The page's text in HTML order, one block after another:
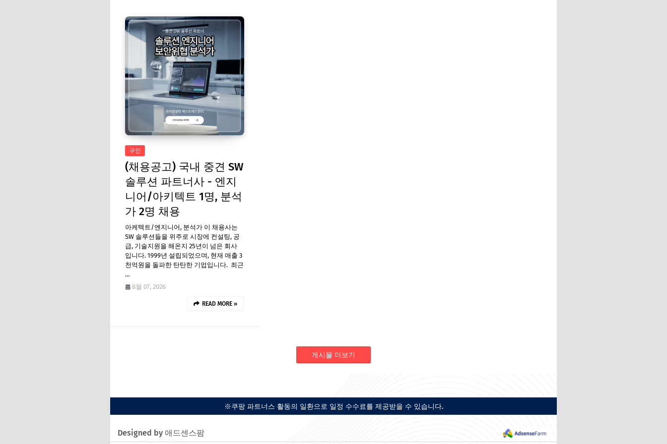
구인
(채용공고) 국내 중견 SW
솔루션 파트너사 - 엔지
니어/아키텍트 1명, 분석
가 2명 채용
아케텍트/엔지니어, 분석가 이 채용사는
SW 솔루션들을 위주로 시장에 컨설팅, 공
급, 기술지원을 해온지 25년이 넘은 회사
입니다. 1999년 설립되었으며, 현재 매출 3
천억원을 돌파한 탄탄한 기업입니다. 최근
…
8월 07, 2026
READ MORE »
게시물 더보기
※쿠팡 파트너스 활동의 일환으로 일정 수수료를 제공받을 수 있습니다.
Designed by 애드센스팜